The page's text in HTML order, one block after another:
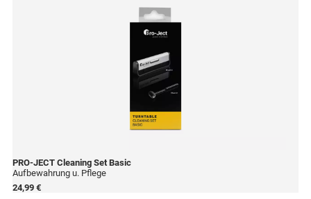
PRO-JECT Cleaning Set Basic
Aufbewahrung u. Pflege
24,99 €